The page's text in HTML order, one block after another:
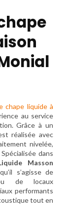
chape liquide à
au service
Grâce à un
réalisée avec
nivelée,
dans
Masson
s’agisse de
ou de locaux
performants
tout en